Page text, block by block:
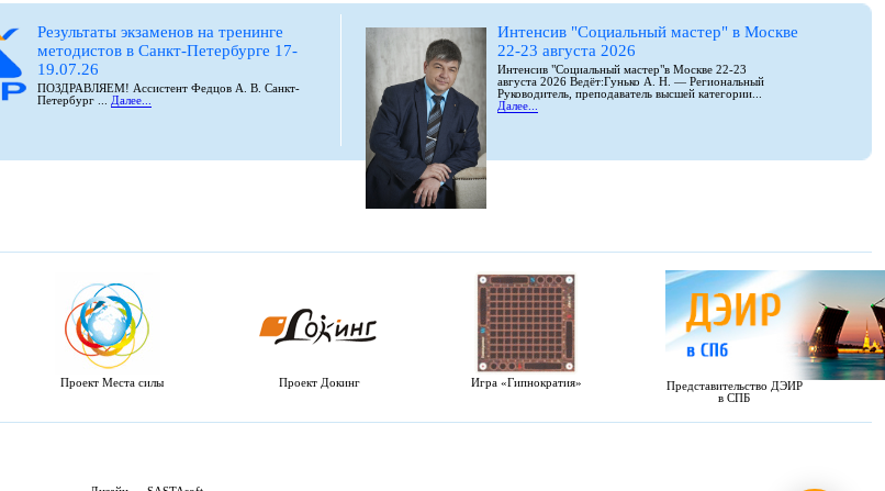
Результаты экзаменов на тренинге
методистов в Санкт-Петербурге 17-
19.07.26
ПОЗДРАВЛЯЕМ! Ассистент Федцов А. В. Санкт-
Петербург ...
Далее...
Интенсив "Социальный мастер" в Москве
22-23 августа 2026
Интенсив "Социальный мастер"в Москве 22-23
августа 2026 Ведёт:Гунько А. Н. — Региональный
Руководитель, преподаватель высшей категории...
Далее...
Проект Места силы Проект Докинг Игра «Гипнократия»
Представительство ДЭИР
в СПБ